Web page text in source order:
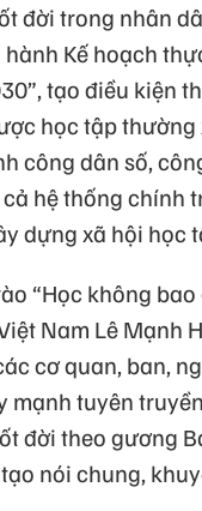
đời trong nhân
Kế hoạch
tạo điều kiện
học tập thường
công dân số,
hệ thống chính
dựng xã hội học
“Học không bao
Nam Lê Mạnh
cơ quan, ban,
tuyên
đời theo gương
nói chung,